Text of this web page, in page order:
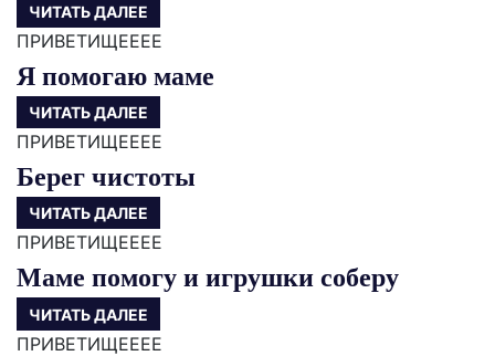
ЧИТАТЬ ДАЛЕЕ
ПРИВЕТИЩЕЕЕЕ
Я помогаю маме
ЧИТАТЬ ДАЛЕЕ
ПРИВЕТИЩЕЕЕЕ
Берег чистоты
ЧИТАТЬ ДАЛЕЕ
ПРИВЕТИЩЕЕЕЕ
Маме помогу и игрушки соберу
ЧИТАТЬ ДАЛЕЕ
ПРИВЕТИЩЕЕЕЕ